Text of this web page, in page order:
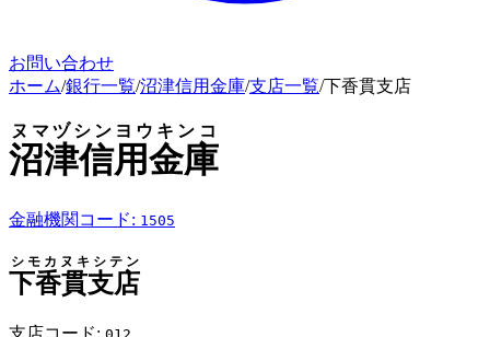
お問い合わせ
ホーム/銀行一覧/沼津信用金庫/支店一覧/下香貫支店
沼津信用金庫
ヌマヅシンヨウキンコ
金融機関コード: 1505
下香貫支店
シモカヌキシテン
支店コード: